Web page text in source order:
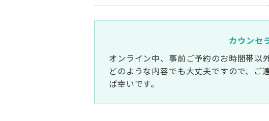
カウンセ
オンライン中、事前ご予約のお時間帯以
どのような内容でも大丈夫ですので、
ば幸いです。